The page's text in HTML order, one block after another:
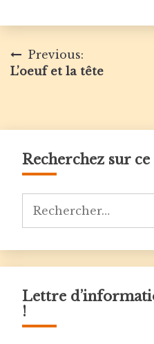
Navigation
Previous:
L’oeuf et la tête
Recherchez sur ce
Lettre
!